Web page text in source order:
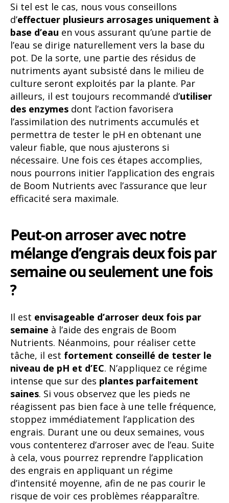
Si tel est le cas, nous vous conseillons
d’effectuer plusieurs arrosages uniquement à
base d’eau en vous assurant qu’une partie de
l’eau se dirige naturellement vers la base du
pot. De la sorte, une partie des résidus de
nutriments ayant subsisté dans le milieu de
culture seront exploités par la plante. Par
ailleurs, il est toujours recommandé d’utiliser
des enzymes dont l’action favorisera
l’assimilation des nutriments accumulés et
permettra de tester le pH en obtenant une
valeur fiable, que nous ajusterons si
nécessaire. Une fois ces étapes accomplies,
nous pourrons initier l’application des engrais
de Boom Nutrients avec l’assurance que leur
efficacité sera maximale.
Peut-on arroser avec notre
mélange d’engrais deux fois par
semaine ou seulement une fois
?
Il est envisageable d’arroser deux fois par
semaine à l’aide des engrais de Boom
Nutrients. Néanmoins, pour réaliser cette
tâche, il est fortement conseillé de tester le
niveau de pH et d’EC. N’appliquez ce régime
intense que sur des plantes parfaitement
saines. Si vous observez que les pieds ne
réagissent pas bien face à une telle fréquence,
stoppez immédiatement l’application des
engrais. Durant une ou deux semaines, vous
vous contenterez d’arroser avec de l’eau. Suite
à cela, vous pourrez reprendre l’application
des engrais en appliquant un régime
d’intensité moyenne, afin de ne pas courir le
risque de voir ces problèmes réapparaître.